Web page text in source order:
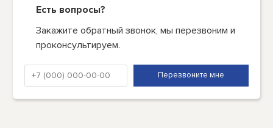
Есть вопросы?
Закажите обратный звонок, мы перезвоним и
проконсультируем.